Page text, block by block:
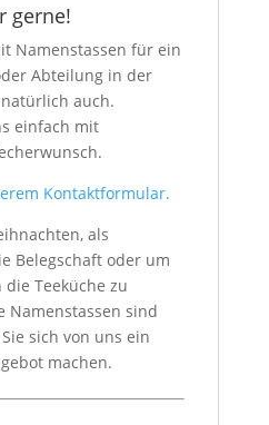
gerne!
Namenstassen für ein
Abteilung in der
auch.
einfach mit
Kontaktformular.
als
Belegschaft oder um
Teeküche zu
Namenstassen sind
sich von uns ein
machen.